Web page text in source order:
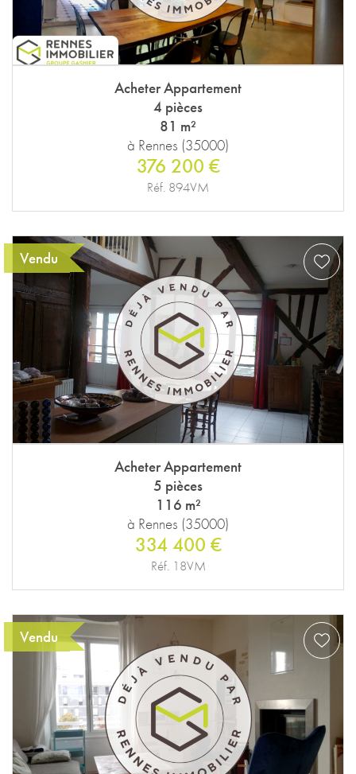
Acheter Appartement
4 pièces
81 m²
à Rennes (35000)
376 200 €
Réf. 894VM
Vendu
Acheter Appartement
5 pièces
116 m²
à Rennes (35000)
334 400 €
Réf. 18VM
Vendu